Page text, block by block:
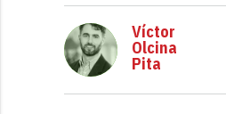
Víctor
Olcina
Pita